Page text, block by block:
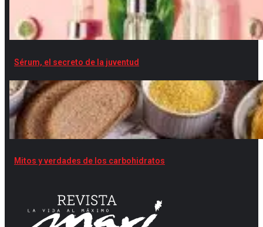
Sérum, el secreto de la juventud
Mitos y verdades de los carbohidratos